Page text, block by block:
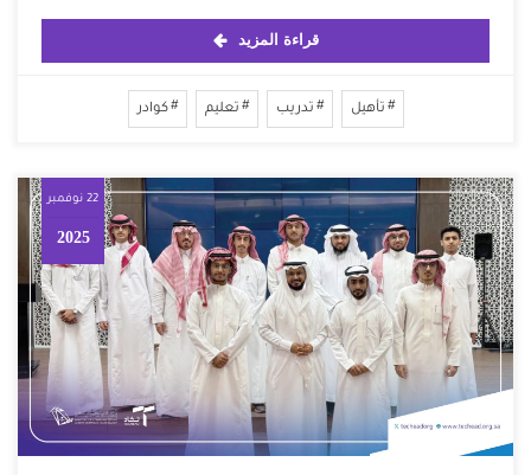
قراءة المزيد
تأهيل تدريب تعليم كوادر
22 نوفمبر
2025